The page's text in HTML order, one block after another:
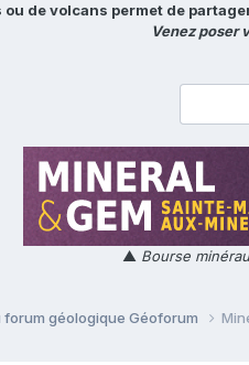
de volcans permet de
Venez poser
▲ Bourse
forum géologique Géoforum